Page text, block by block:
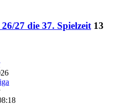
27 die 37. Spielzeit 13